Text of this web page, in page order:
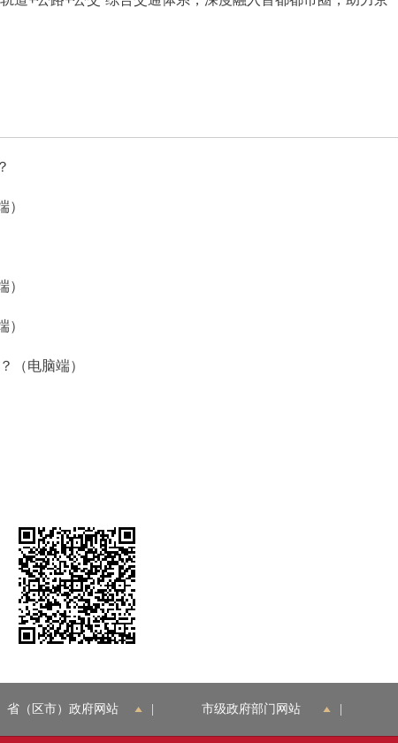
）
）
）
（电脑端）
省（区市）政府网站 市级政府部门网站